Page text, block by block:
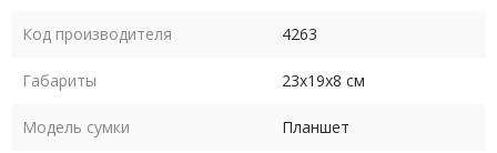
Код производителя 4263
Габариты 23х19х8 см
Модель сумки Планшет